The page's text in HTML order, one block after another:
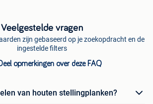
Veelgestelde vragen
zijn gebaseerd op je zoekopdracht en de
ingestelde filters
opmerkingen over deze FAQ
van houten stellingplanken?